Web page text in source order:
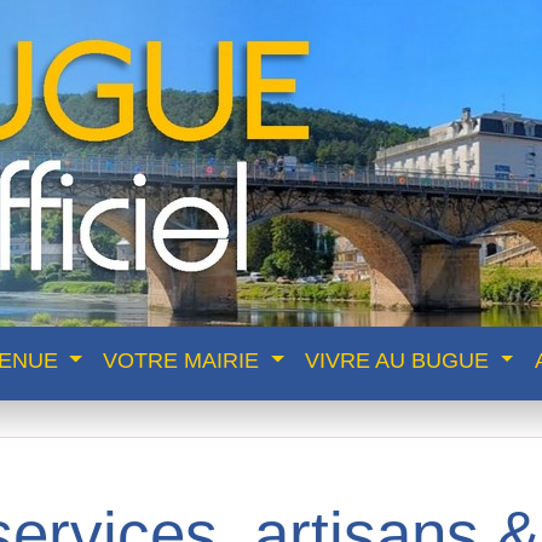
VOTRE MAIRIE VIVRE AU BUGUE